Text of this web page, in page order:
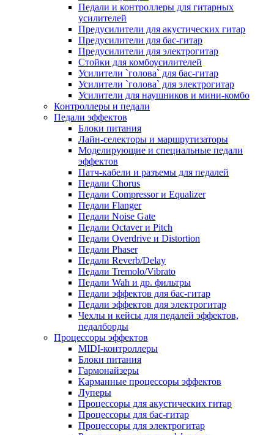
Педали и контроллеры для гитарных
усилителей
Предусилители для акустических гитар
Предусилители для бас-гитар
Предусилители для электрогитар
Стойки для комбоусилителей
Усилители `голова` для бас-гитар
Усилители `голова` для электрогитар
Усилители для наушников и мини-комбо
Контроллеры и педали
Педали эффектов
Блоки питания
Лайн-селекторы и маршрутизаторы
Моделирующие и специальные педали
эффектов
Патч-кабели и разъемы для педалей
Педали Chorus
Педали Compressor и Equalizer
Педали Flanger
Педали Noise Gate
Педали Octaver и Pitch
Педали Overdrive и Distortion
Педали Phaser
Педали Reverb/Delay
Педали Tremolo/Vibrato
Педали Wah и др. фильтры
Педали эффектов для бас-гитар
Педали эффектов для электрогитар
Чехлы и кейсы для педалей эффектов,
педалборды
Процессоры эффектов
MIDI-контроллеры
Блоки питания
Гармонайзеры
Карманные процессоры эффектов
Луперы
Процессоры для акустических гитар
Процессоры для бас-гитар
Процессоры для электрогитар